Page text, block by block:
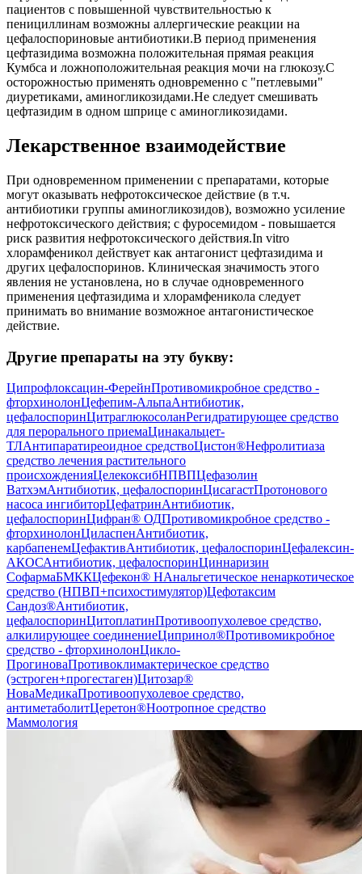
пациентов с повышенной чувствительностью к
пенициллинам возможны аллергические реакции на
цефалоспориновые антибиотики.В период применения
цефтазидима возможна положительная прямая реакция
Кумбса и ложноположительная реакция мочи на глюкозу.С
осторожностью применять одновременно с "петлевыми"
диуретиками, аминогликозидами.Не следует смешивать
цефтазидим в одном шприце с аминогликозидами.
Лекарственное взаимодействие
При одновременном применении с препаратами, которые
могут оказывать нефротоксическое действие (в т.ч.
антибиотики группы аминогликозидов), возможно усиление
нефротоксического действия; с фуросемидом - повышается
риск развития нефротоксического действия.In vitro
хлорамфеникол действует как антагонист цефтазидима и
других цефалоспоринов. Клиническая значимость этого
явления не установлена, но в случае одновременного
применения цефтазидима и хлорамфеникола следует
принимать во внимание возможное антагонистическое
действие.
Другие препараты на эту букву:
Ципрофлоксацин-ФерейнПротивомикробное средство -
фторхинолонЦефепим-АльпаАнтибиотик,
цефалоспоринЦитраглюкосоланРегидратирующее средство
для перорального приемаЦинакальцет-
ТЛАнтипаратиреоидное средствоЦистон®Нефролитиаза
средство лечения растительного
происхожденияЦелекоксибНПВПЦефазолин
ВатхэмАнтибиотик, цефалоспоринЦисагастПротонового
насоса ингибиторЦефатринАнтибиотик,
цефалоспоринЦифран® ОДПротивомикробное средство -
фторхинолонЦиласпенАнтибиотик,
карбапенемЦефактивАнтибиотик, цефалоспоринЦефалексин-
АКОСАнтибиотик, цефалоспоринЦиннаризин
СофармаБМККЦефекон® НАнальгетическое ненаркотическое
средство (НПВП+психостимулятор)Цефотаксим
Сандоз®Антибиотик,
цефалоспоринЦитоплатинПротивоопухолевое средство,
алкилирующее соединениеЦипринол®Противомикробное
средство - фторхинолонЦикло-
ПрогиноваПротивоклимактерическое средство
(эстроген+прогестаген)Цитозар®
НоваМедикаПротивоопухолевое средство,
антиметаболитЦеретон®Ноотропное средство
Маммология